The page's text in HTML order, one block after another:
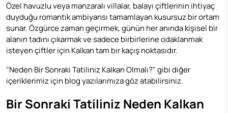
Özel havuzlu veya manzaralı villalar, balayı çiftlerinin ihtiyaç
duyduğu romantik ambiyansı tamamlayan kusursuz bir ortam
sunar. Özgürce zaman geçirmek, günün her anında kişisel bir
alanın tadını çıkarmak ve sadece birbirlerine odaklanmak
isteyen çiftler için Kalkan tam bir kaçış noktasıdır.
"Neden Bir Sonraki Tatiliniz Kalkan Olmalı?" gibi diğer
içeriklerimiz için blogyazılarımıza göz atabilirsiniz.
Bir Sonraki Tatiliniz Neden Kalkan